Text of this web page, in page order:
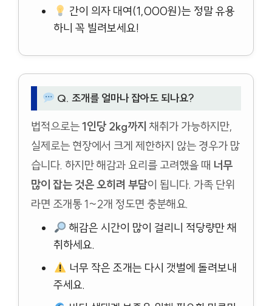
간이 의자 대여(1,000원)는 정말 유용
하니 꼭 빌려보세요!
Q. 조개를 얼마나 잡아도 되나요?
법적으로는1인당 2kg까지 채취가 가능하지만,
실제로는 현장에서 크게 제한하지 않는 경우가 많
습니다. 하지만 해감과 요리를 고려했을 때 너무
많이 잡는 것은 오히려 부담이 됩니다. 가족 단위
라면 조개통 1~2개 정도면 충분해요.
해감은 시간이 많이 걸리니 적당량만 채
취하세요.
너무 작은 조개는 다시 갯벌에 돌려보내
주세요.